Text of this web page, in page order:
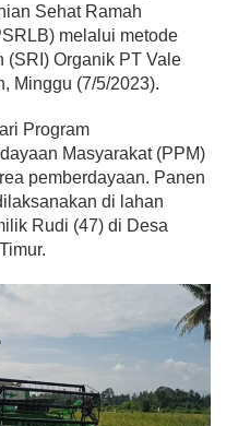
Sehat Ramah
melalui metode
(SRI) Organik PT Vale
Minggu (7/5/2023).
Program
Masyarakat (PPM)
pemberdayaan. Panen
di lahan
Rudi (47) di Desa